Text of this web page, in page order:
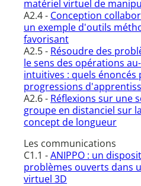
matériel virtuel de
A2.4 - Conception
un exemple d'outils
favorisant
A2.5 - Résoudre des
le sens des opérations
intuitives : quels énoncés
progressions
A2.6 - Réflexions sur une
groupe en distanciel sur
concept de longueur
Les communications
C1.1 -ANIPPO : un
problèmes ouverts dans
virtuel 3D